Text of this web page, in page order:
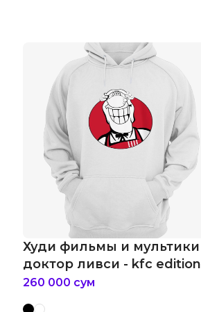
Худи фильмы и мультики
доктор ливси - kfc edition
260 000 сум